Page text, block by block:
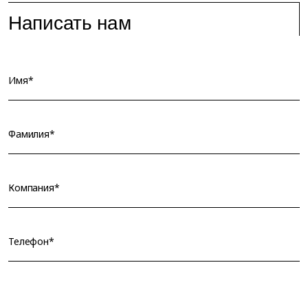
Написать нам
Имя*
Фамилия*
Компания*
Телефон*